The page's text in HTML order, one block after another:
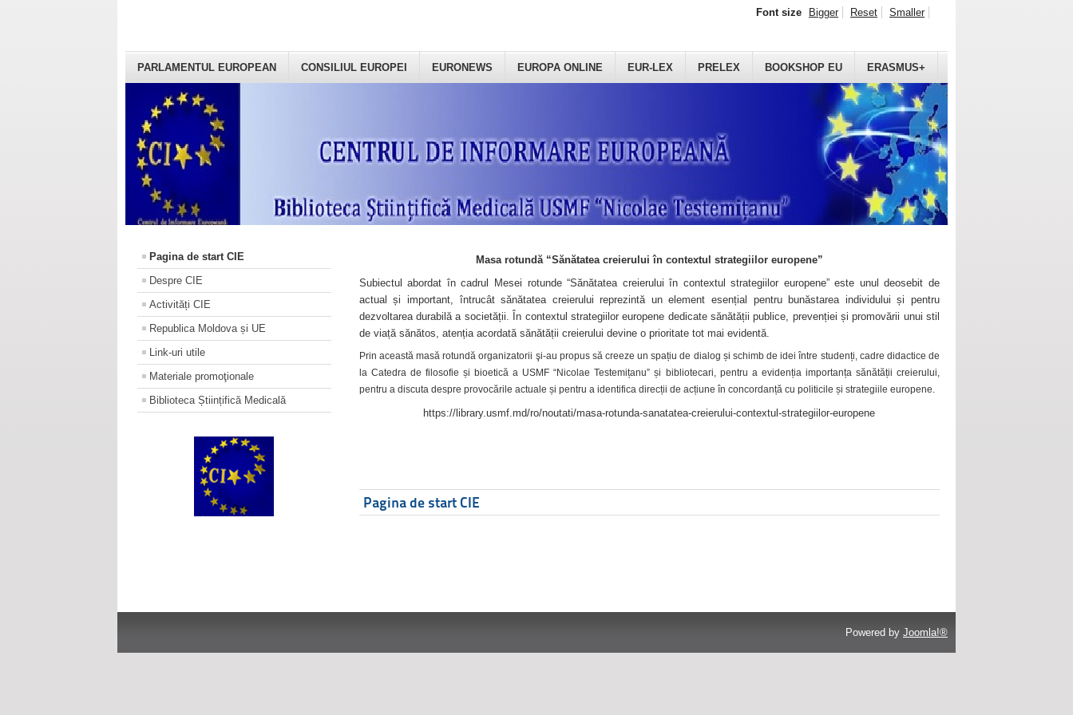
PARLAMENTUL EUROPEAN CONSILIUL EUROPEI EURONEWS EUROPA ONLINE EUR-LEX PRELEX BOOKSHOP EU ERASMUS+
Font size Bigger Reset Smaller
Pagina de start CIE
Despre CIE
Activități CIE
Republica Moldova și UE
Link-uri utile
Materiale promoţionale
Biblioteca Științifică Medicală
Masa rotundă “Sănătatea creierului în contextul strategiilor europene”
Subiectul abordat în cadrul Mesei rotunde “Sănătatea creierului în contextul strategiilor europene” este unul deosebit de
actual și important, întrucât sănătatea creierului reprezintă un element esențial pentru bunăstarea individului și pentru
dezvoltarea durabilă a societății. În contextul strategiilor europene dedicate sănătății publice, prevenției și promovării unui stil
de viață sănătos, atenția acordată sănătății creierului devine o prioritate tot mai evidentă.
Prin această masă rotundă organizatorii şi-au propus să creeze un spațiu de dialog și schimb de idei între studenți, cadre didactice de
la Catedra de filosofie și bioetică a USMF “Nicolae Testemițanu” și bibliotecari, pentru a evidenția importanța sănătății creierului,
pentru a discuta despre provocările actuale și pentru a identifica direcții de acțiune în concordanță cu politicile și strategiile europene.
https://library.usmf.md/ro/noutati/masa-rotunda-sanatatea-creierului-contextul-strategiilor-europene
Pagina de start CIE
Powered by Joomla!®